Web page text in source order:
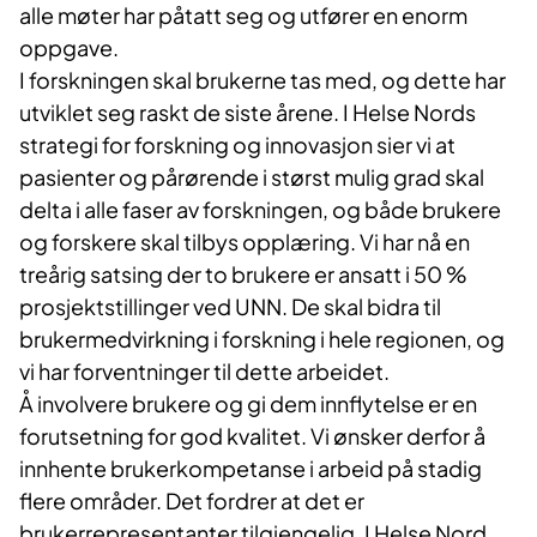
alle møter har påtatt seg og utfører en enorm
oppgave.
I forskningen skal brukerne tas med, og dette har
utviklet seg raskt de siste årene. I Helse Nords
strategi for forskning og innovasjon sier vi at
pasienter og pårørende i størst mulig grad skal
delta i alle faser av forskningen, og både brukere
og forskere skal tilbys opplæring. Vi har nå en
treårig satsing der to brukere er ansatt i 50 %
prosjektstillinger ved UNN. De skal bidra til
brukermedvirkning i forskning i hele regionen, og
vi har forventninger til dette arbeidet.
Å involvere brukere og gi dem innflytelse er en
forutsetning for god kvalitet. Vi ønsker derfor å
innhente brukerkompetanse i arbeid på stadig
flere områder. Det fordrer at det er